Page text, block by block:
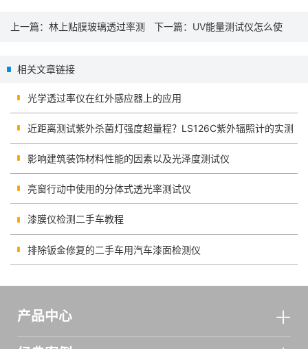
上一篇： 林上贴膜玻璃透过率测 下一篇： UV能量测试仪怎么使
相关文章链接
光学透过率仪在红外感应器上的应用
近距离测试紫外杀菌灯强度超量程？LS126C紫外辐照计的实测
影响建筑装饰材料性能的因素以及光泽度测试仪
亮窗行动中使用的分体式透光率测试仪
漆膜仪检测二手车教程
排除钣金修复的二手车用汽车漆面检测仪
产品中心